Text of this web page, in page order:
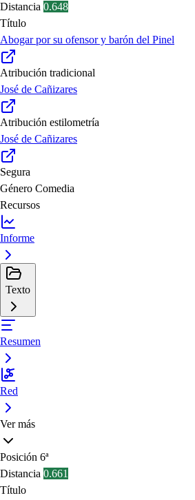
Distancia 0.648
Título
Abogar por su ofensor y barón del Pinel
Atribución tradicional
José de Cañizares
Atribución estilometría
José de Cañizares
Segura
Género Comedia
Recursos
Informe
Texto
Resumen
Red
Ver más
Posición 6ª
Distancia 0.661
Título